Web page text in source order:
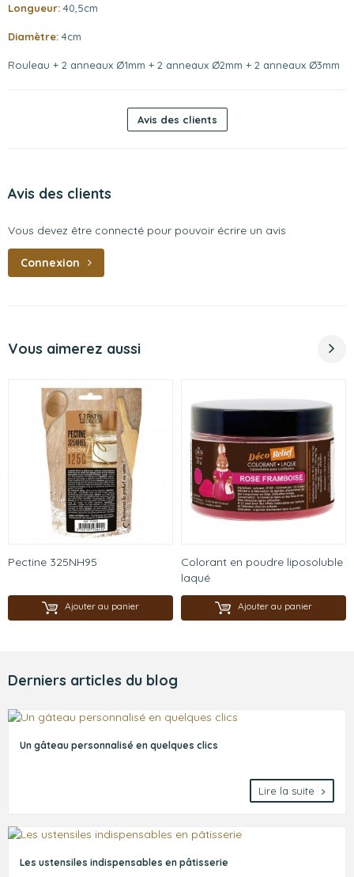
Longueur:40,5cm
Diamètre:4cm
Rouleau + 2 anneaux Ø1mm + 2 anneaux Ø2mm + 2 anneaux Ø3mm
Avis des clients
Avis des clients
Vous devez être connecté pour pouvoir écrire un avis
Connexion
Vous aimerez aussi
Pectine 325NH95
Ajouter au panier
Colorant en poudre liposoluble
laqué
Ajouter au panier
Derniers articles du blog
Un gâteau personnalisé en quelques clics
Lire la suite
Les ustensiles indispensables en pâtisserie